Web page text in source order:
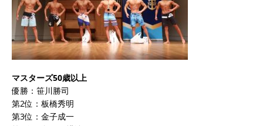
マスターズ50歳以上
優勝：笹川勝司
第2位：板橋秀明
第3位：金子成一